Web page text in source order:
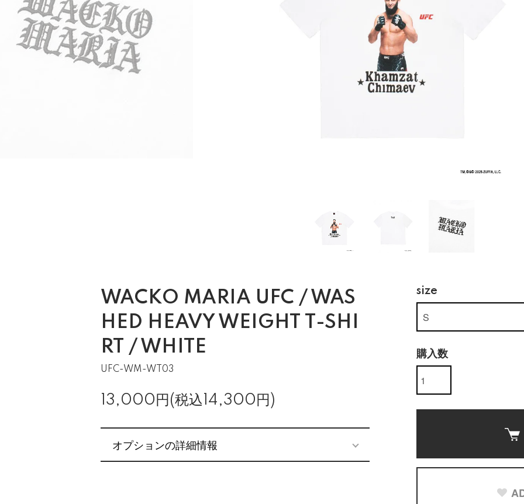
WACKO MARIA UFC / WAS
HED HEAVY WEIGHT T-SHI
RT / WHITE
UFC-WM-WT03
13,000円(税込14,300円)
オプションの詳細情報
size
購入数